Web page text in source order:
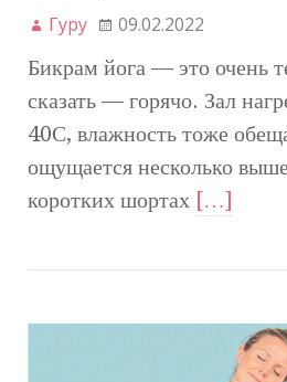
Гуру 09.02.2022
Бикрам йога — это очень
сказать — горячо. Зал
40С, влажность тоже
ощущается несколько
коротких шортах […]